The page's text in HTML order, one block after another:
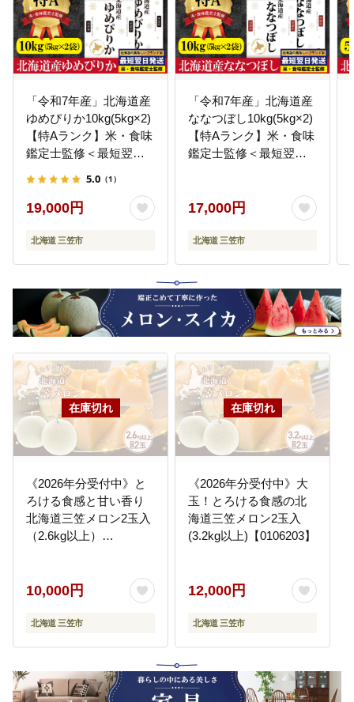
「令和7年産」北海道産
ゆめぴりか10kg(5kg×2)
【特Aランク】米・食味
鑑定士監修＜最短翌日
5.0 （1）
19,000円
北海道 三笠市
「令和7年産」北海道産
ななつぼし10kg(5kg×2)
【特Aランク】米・食味
鑑定士監修＜最短翌日
17,000円
北海道 三笠市
《2026年分受付中》と
ろける食感と甘い香り
北海道三笠メロン2玉入
（2.6kg以上）
10,000円
北海道 三笠市
《2026年分受付中》大
玉！とろける食感の北
海道三笠メロン2玉入
(3.2kg以上)【0106203】
12,000円
北海道 三笠市